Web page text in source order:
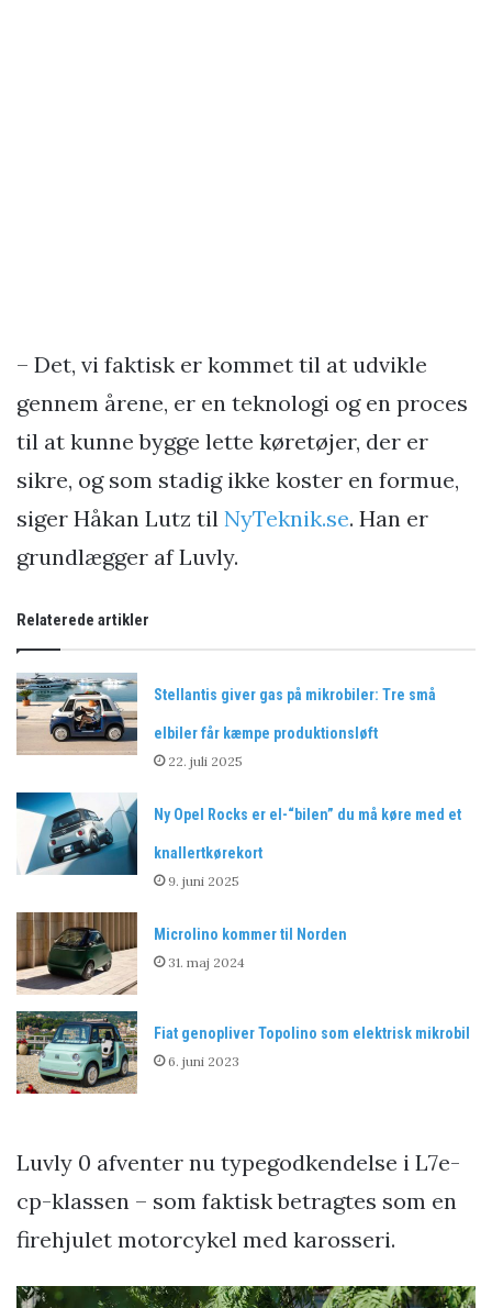
– Det, vi faktisk er kommet til at udvikle
gennem årene, er en teknologi og en proces
til at kunne bygge lette køretøjer, der er
sikre, og som stadig ikke koster en formue,
siger Håkan Lutz til NyTeknik.se. Han er
grundlægger af Luvly.
Relaterede artikler
Stellantis giver gas på mikrobiler: Tre små
elbiler får kæmpe produktionsløft
22. juli 2025
Ny Opel Rocks er el-“bilen” du må køre med et
knallertkørekort
9. juni 2025
Microlino kommer til Norden
31. maj 2024
Fiat genopliver Topolino som elektrisk mikrobil
6. juni 2023
Luvly 0 afventer nu typegodkendelse i L7e-
cp-klassen – som faktisk betragtes som en
firehjulet motorcykel med karosseri.